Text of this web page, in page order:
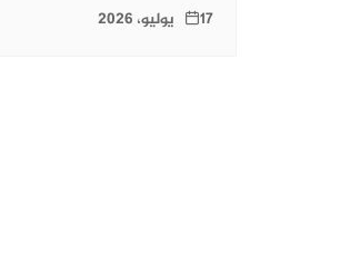
17 يوليو، 2026